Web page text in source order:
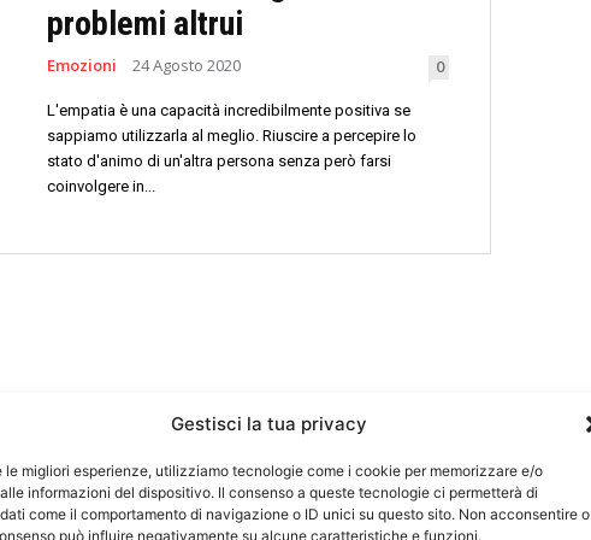
Gestisci la tua privacy
le migliori esperienze, utilizziamo tecnologie come i cookie per memorizzare e/o
informazioni del dispositivo. Il consenso a queste tecnologie ci permetterà di
come il comportamento di navigazione o ID unici su questo sito. Non acconsentire o
può influire negativamente su alcune caratteristiche e funzioni.
problemi altrui
Emozioni 24 Agosto 2020 0
L'empatia è una capacità incredibilmente positiva se
sappiamo utilizzarla al meglio. Riuscire a percepire lo
stato d'animo di un'altra persona senza però farsi
coinvolgere in...